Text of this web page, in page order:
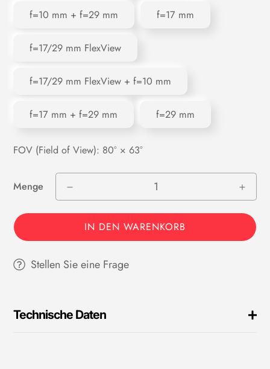
f=10 mm + f=29 mm f=17 mm
f=17/29 mm FlexView
f=17/29 mm FlexView + f=10 mm
f=17 mm + f=29 mm f=29 mm
FOV (Field of View): 80° × 63°
Menge
IN DEN WARENKORB
Stellen Sie eine Frage
Technische Daten